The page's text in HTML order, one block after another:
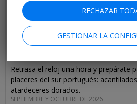
Oferta Top 20
Dsd 685€
El Algarve en un "road trip"
vuelos
Retrasa el reloj una hora y prepárate
placeres del sur portugués:
atardeceres dorados.
SEPTIEMBRE Y OCTUBRE DE 2026
RECHAZAR
GESTIONAR LA